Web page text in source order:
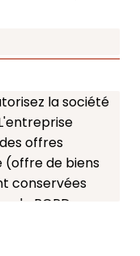
la société
offres
(offre de biens
le RGPD.